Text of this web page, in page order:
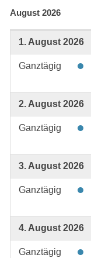
August 2026
1. August 2026
Ganztägig
2. August 2026
Ganztägig
3. August 2026
Ganztägig
4. August 2026
Ganztägig